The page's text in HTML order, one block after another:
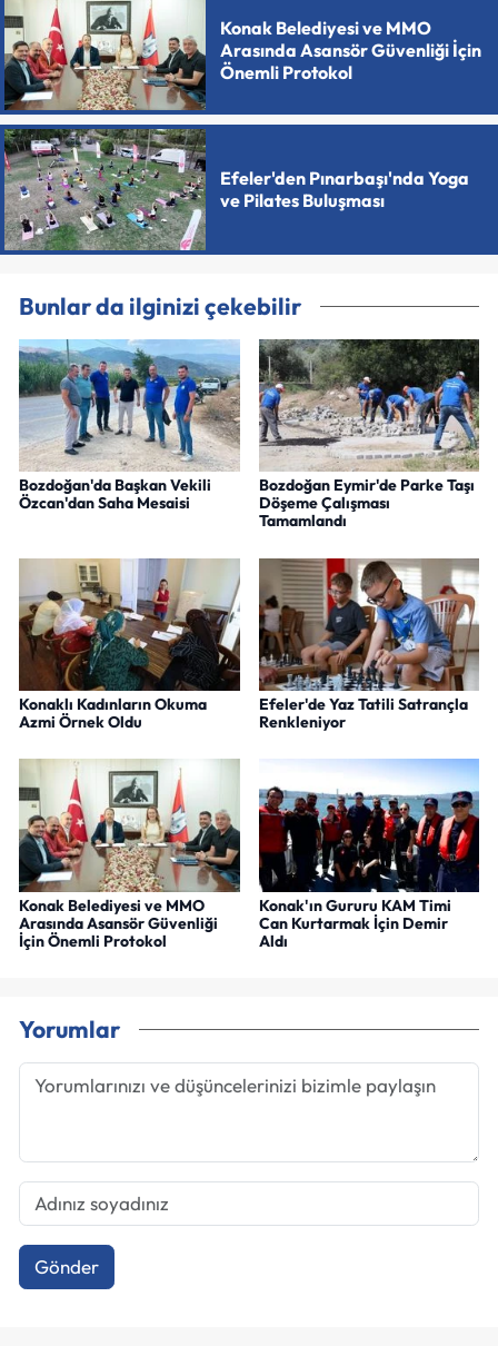
Konak Belediyesi ve MMO
Arasında Asansör Güvenliği İçin
Önemli Protokol
Efeler'den Pınarbaşı'nda Yoga
ve Pilates Buluşması
Bunlar da ilginizi çekebilir
Bozdoğan'da Başkan Vekili
Özcan'dan Saha Mesaisi
Bozdoğan Eymir'de Parke Taşı
Döşeme Çalışması
Tamamlandı
Konaklı Kadınların Okuma
Azmi Örnek Oldu
Efeler'de Yaz Tatili Satrançla
Renkleniyor
Konak Belediyesi ve MMO
Arasında Asansör Güvenliği
İçin Önemli Protokol
Konak'ın Gururu KAM Timi
Can Kurtarmak İçin Demir
Aldı
Yorumlar
Gönder